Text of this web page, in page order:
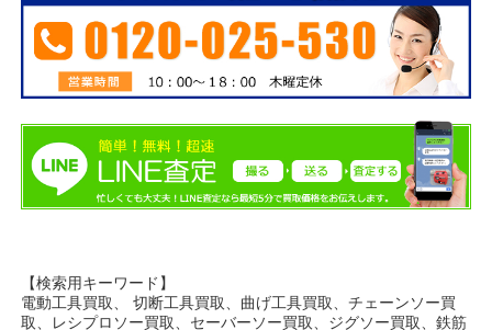
【検索用キーワード】
電動工具買取、 切断工具買取、曲げ工具買取、チェーンソー買
取、レシプロソー買取、セーバーソー買取、ジグソー買取、鉄筋